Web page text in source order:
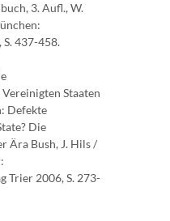
3. Aufl., W.
437-458.
Staaten
Defekte
Die
Ära Bush, J. Hils /
Trier 2006, S. 273-